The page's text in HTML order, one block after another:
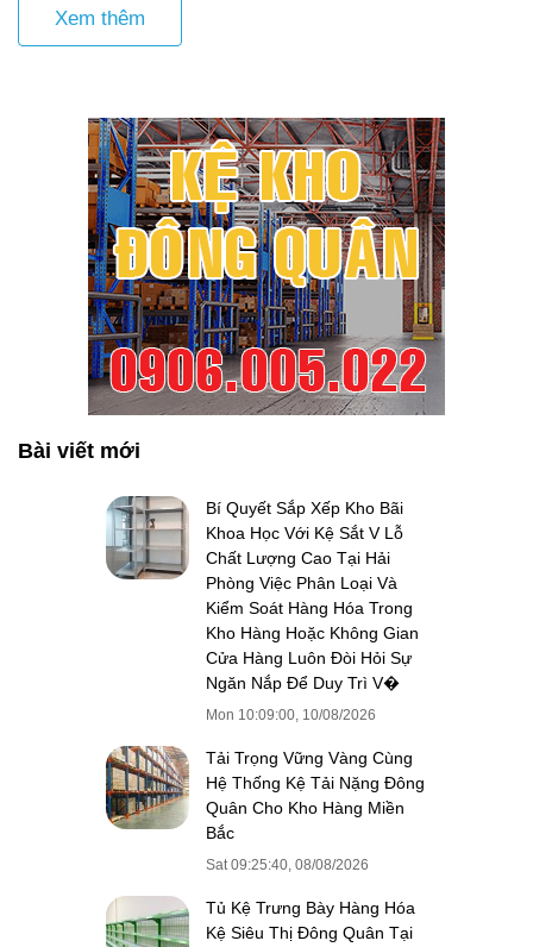
Xem thêm
Bài viết mới
Bí Quyết Sắp Xếp Kho Bãi
Khoa Học Với Kệ Sắt V Lỗ
Chất Lượng Cao Tại Hải
Phòng Việc Phân Loại Và
Kiểm Soát Hàng Hóa Trong
Kho Hàng Hoặc Không Gian
Cửa Hàng Luôn Đòi Hỏi Sự
Ngăn Nắp Để Duy Trì V�
Mon 10:09:00, 10/08/2026
Tải Trọng Vững Vàng Cùng
Hệ Thống Kệ Tải Nặng Đông
Quân Cho Kho Hàng Miền
Bắc
Sat 09:25:40, 08/08/2026
Tủ Kệ Trưng Bày Hàng Hóa
Kệ Siêu Thị Đông Quân Tại